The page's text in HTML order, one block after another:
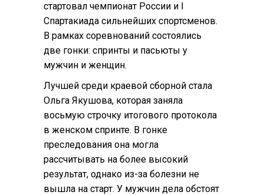
стартовал чемпионат России и I
Спартакиада сильнейших спортсменов.
В рамках соревнований состоялись
две гонки: спринты и пасьюты у
мужчин и женщин.
Лучшей среди краевой сборной стала
Ольга Якушова, которая заняла
восьмую строчку итогового протокола
в женском спринте. В гонке
преследования она могла
рассчитывать на более высокий
результат, однако из-за болезни не
вышла на старт. У мужчин дела обстоят